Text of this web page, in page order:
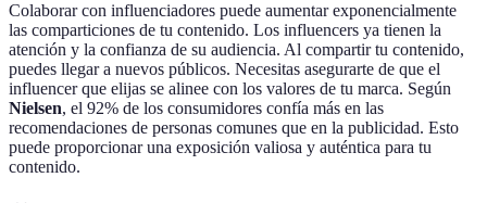
Colaborar con influenciadores puede aumentar exponencialmente
las comparticiones de tu contenido. Los influencers ya tienen la
atención y la confianza de su audiencia. Al compartir tu contenido,
puedes llegar a nuevos públicos. Necesitas asegurarte de que el
influencer que elijas se alinee con los valores de tu marca. Según
Nielsen, el 92% de los consumidores confía más en las
recomendaciones de personas comunes que en la publicidad. Esto
puede proporcionar una exposición valiosa y auténtica para tu
contenido.